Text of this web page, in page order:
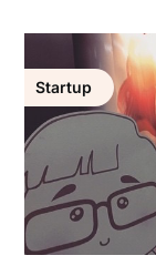
Startup